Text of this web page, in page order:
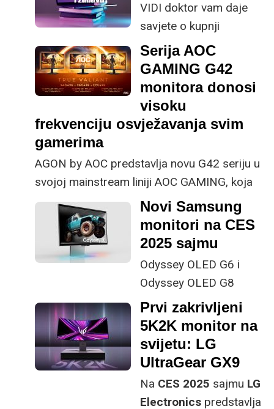
VIDI doktor vam daje
savjete o kupnji
idealnog laptopa za
školu i fakultet te
najisplativijeg
prijenosnika do 700
eura.
Serija AOC
GAMING G42
monitora donosi
visoku
frekvenciju osvježavanja svim
gamerima
AGON by AOC predstavlja novu G42 seriju u
svojoj mainstream liniji AOC GAMING, koja
uključuje modele24G42E (23,8 inča /60.5
cm), 25G42E(24,5 inča/ 62,2cm) i 27G42E
(27inča/ 68,6 cm).
Novi Samsung
monitori na CES
2025 sajmu
Odyssey OLED G6 i
Odyssey OLED G8
dolaze s prvim 27-
inčnim 4K OLED gaming
zaslonom i brzinom
osvježavanja od 500
Prvi zakrivljeni
5K2K monitor na
svijetu: LG
UltraGear GX9
Na CES 2025 sajmu LG
Electronics predstavlja